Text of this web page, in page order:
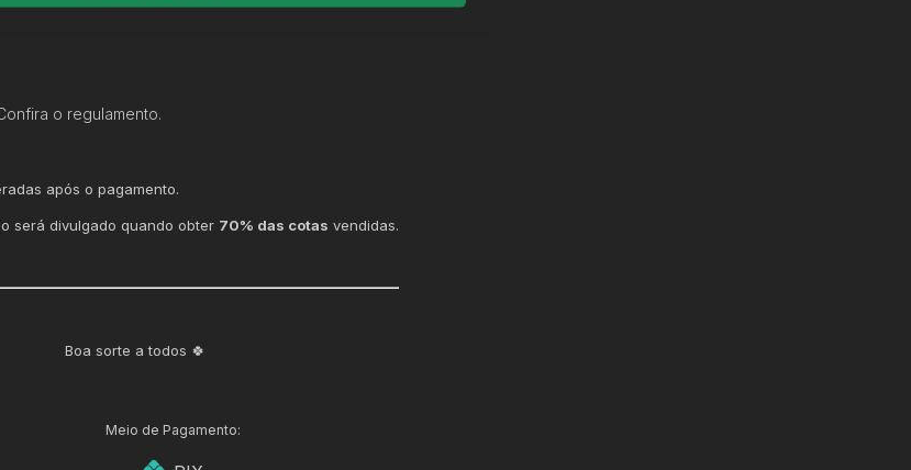
o regulamento.
após o pagamento.
será divulgado quando obter 70% das cotas vendidas.
Boa sorte a todos 🍀
Meio de Pagamento: